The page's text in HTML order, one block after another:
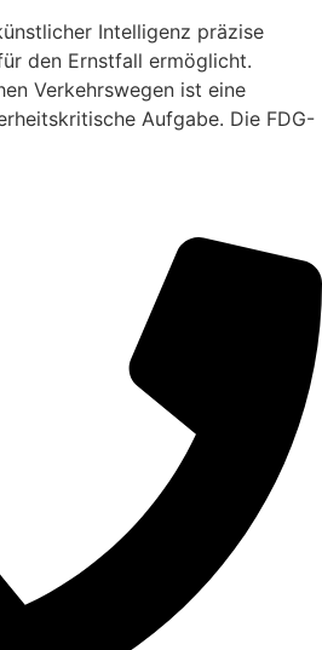
Intelligenz präzise
den Ernstfall ermöglicht.
Verkehrswegen ist eine
Aufgabe. Die FDG-